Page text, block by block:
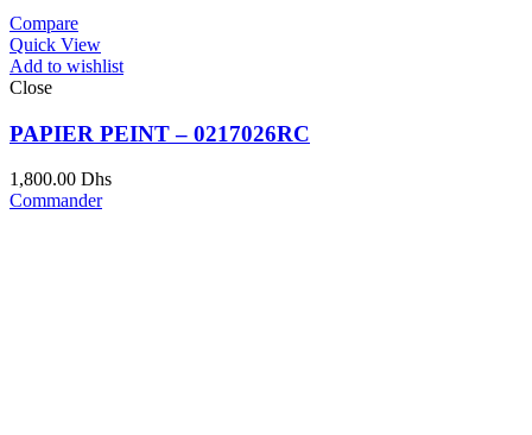
Compare
Quick View
Add to wishlist
Close
PAPIER PEINT – 0217026RC
1,800.00 Dhs
Commander